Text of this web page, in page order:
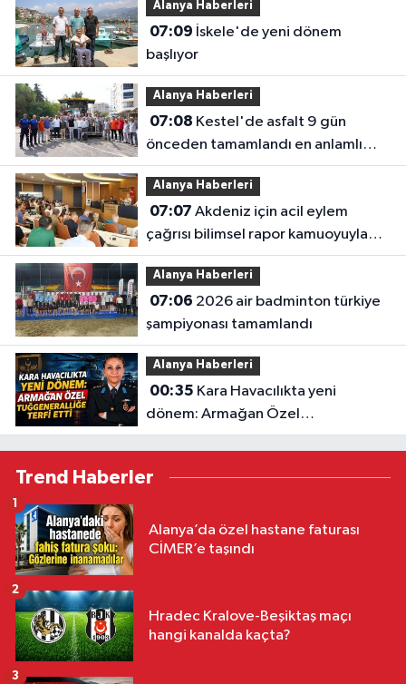
Alanya Haberleri
07:09
başlıyor
Alanya Haberleri
07:08
önceden tamamlandı en anlamlı
teşekkür iş makinesinin üzerine
bırakıldı
Alanya Haberleri
07:07
çağrısı bilimsel rapor kamuoyuyla
paylaşıldı: "akdeniz'i korumak
zorundayız"
Alanya Haberleri
07:06
şampiyonası tamamlandı
Alanya Haberleri
00:35
dönem: Armağan Özel
Tuğgeneralliğe terfi etti
Trend Haberler
Alanya’da özel hastane faturası
CİMER’e taşındı
1
Hradec Kralove-Beşiktaş maçı
hangi kanalda kaçta?
2
3